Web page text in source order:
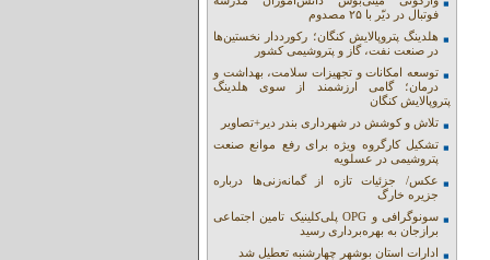
فوتبال در دیّر با ۲۵ مصدوم
هلدینگ پتروپالایش کنگان؛ رکورددار نخستین‌ها
در صنعت نفت، گاز و پتروشیمی کشور
توسعه امکانات و تجهیزات سلامت، بهداشت و
درمان؛ گامی ارزشمند از سوی هلدینگ
پتروپالایش کنگان
تلاش و کوشش در شهرداری بندر دیر+تصاویر
تشکیل کارگروه ویژه برای رفع موانع صنعت
پتروشیمی در عسلویه
عکس/ جزئیات تازه از گمانه‌زنی‌ها درباره
جزیره خارگ
سونوگرافی و OPG پلی‌کلینیک تامین اجتماعی
برازجان به بهره‌برداری رسید
ادارات استان بوشهر چهارشنبه تعطیل شد